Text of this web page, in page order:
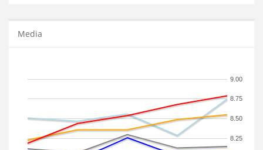
Media
8.25
8.50
8.75
9.00